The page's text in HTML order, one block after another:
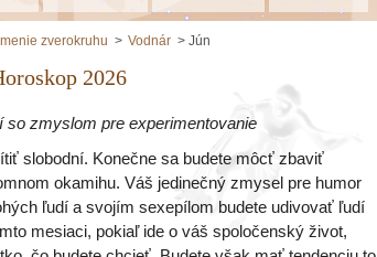
zverokruhu Vodnár Jún
2026
zmyslom pre experimentovanie
slobodní. Konečne sa budete môcť zbaviť
okamihu. Váš jedinečný zmysel pre humor
ľudí a svojím sexepílom budete udivovať ľudí
mesiaci, pokiaľ ide o váš spoločenský život,